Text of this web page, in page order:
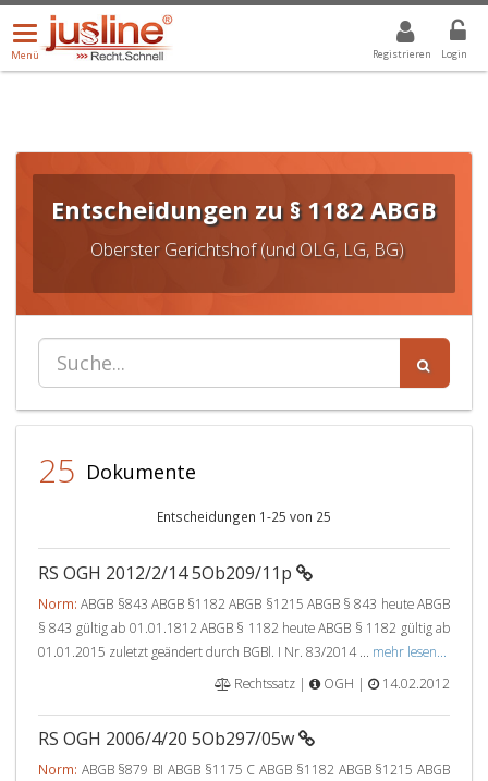
Registrieren Login
Menü
öffnen/schließen
Menü
ALLE DROPDOWN: GEWÄHLTER WERT IST ALLE
Entscheidungen zu § 1182 ABGB
Oberster Gerichtshof (und OLG, LG, BG)
25 Dokumente
Entscheidungen 1-25 von 25
RS OGH 2012/2/14 5Ob209/11p
Norm: ABGB §843 ABGB §1182 ABGB §1215 ABGB § 843 heute ABGB
§ 843 gültig ab 01.01.1812 ABGB § 1182 heute ABGB § 1182 gültig ab
01.01.2015 zuletzt geändert durch BGBl. I Nr. 83/2014 ... mehr lesen...
Rechtssatz |
OGH | 14.02.2012
RS OGH 2006/4/20 5Ob297/05w
Norm: ABGB §879 BI ABGB §1175 C ABGB §1182 ABGB §1215 ABGB